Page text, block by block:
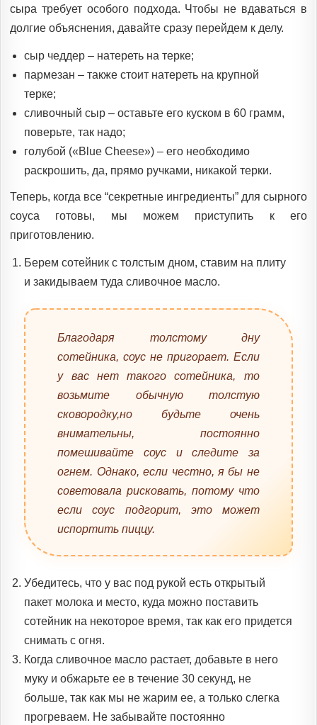
сыра требует особого подхода. Чтобы не вдаваться в
долгие объяснения, давайте сразу перейдем к делу.
сыр чеддер – натереть на терке;
пармезан – также стоит натереть на крупной
терке;
сливочный сыр – оставьте его куском в 60 грамм,
поверьте, так надо;
голубой («Blue Cheese») – его необходимо
раскрошить, да, прямо ручками, никакой терки.
Теперь, когда все “секретные ингредиенты” для сырного
соуса готовы, мы можем приступить к его
приготовлению.
Берем сотейник с толстым дном, ставим на плиту
и закидываем туда сливочное масло.
Благодаря толстому дну
сотейника, соус не пригорает. Если
у вас нет такого сотейника, то
возьмите обычную толстую
сковородку,но будьте очень
внимательны, постоянно
помешивайте соус и следите за
огнем. Однако, если честно, я бы не
советовала рисковать, потому что
если соус подгорит, это может
испортить пиццу.
Убедитесь, что у вас под рукой есть открытый
пакет молока и место, куда можно поставить
сотейник на некоторое время, так как его придется
снимать с огня.
Когда сливочное масло растает, добавьте в него
муку и обжарьте ее в течение 30 секунд, не
больше, так как мы не жарим ее, а только слегка
прогреваем. Не забывайте постоянно